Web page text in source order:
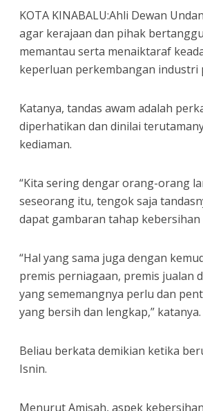
KOTA KINABALU:Ahli Dewan
agar kerajaan dan pihak
memantau serta menaiktaraf
keperluan perkembangan industri
Katanya, tandas awam adalah
diperhatikan dan dinilai
kediaman.
“Kita sering dengar orang-orang
seseorang itu, tengok saja
dapat gambaran tahap kebersihan
“Hal yang sama juga dengan
premis perniagaan, premis jualan
yang sememangnya perlu dan
yang bersih dan lengkap,” katanya.
Beliau berkata demikian ketika
Isnin.
Menurut Amisah, aspek